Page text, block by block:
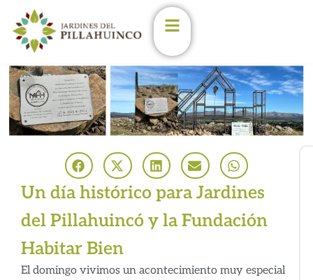
Un día histórico para Jardines
del Pillahuincó y la Fundación
Habitar Bien
El domingo vivimos un acontecimiento muy especial
Enterate de las últimas
novedades en los
Jardines
Estoy de acuerdo con las
condiciones y políticas de
privacidad.
cualqueir momento)
Nombre